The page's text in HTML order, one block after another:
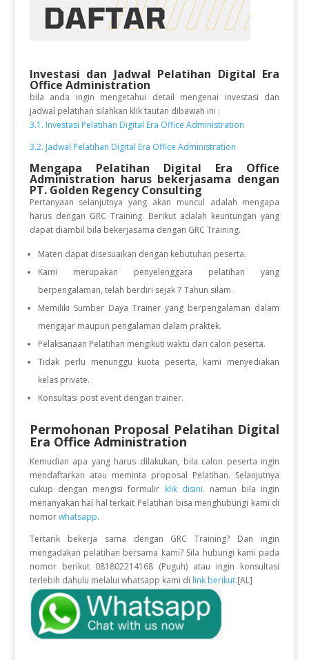
Investasi dan Jadwal Pelatihan Digital Era
Office Administration
bila anda ingin mengetahui detail mengenai investasi dan
jadwal pelatihan silahkan klik tautan dibawah ini :
3.1. Investasi Pelatihan Digital Era Office Administration
3.2. Jadwal Pelatihan Digital Era Office Administration
Mengapa Pelatihan Digital Era Office
Administration harus bekerjasama dengan
PT. Golden Regency Consulting
Pertanyaan selanjutnya yang akan muncul adalah mengapa
harus dengan GRC Training. Berikut adalah keuntungan yang
dapat diambil bila bekerjasama dengan GRC Training.
Materi dapat disesuaikan dengan kebutuhan peserta.
Kami merupakan penyelenggara pelatihan yang
berpengalaman, telah berdiri sejak 7 Tahun silam.
Memiliki Sumber Daya Trainer yang berpengalaman dalam
mengajar maupun pengalaman dalam praktek.
Pelaksanaan Pelatihan mengikuti waktu dari calon peserta.
Tidak perlu menunggu kuota peserta, kami menyediakan
kelas private.
Konsultasi post event dengan trainer.
Permohonan Proposal Pelatihan Digital
Era Office Administration
Kemudian apa yang harus dilakukan, bila calon peserta ingin
mendaftarkan atau meminta proposal Pelatihan. Selanjutnya
cukup dengan mengisi formulir klik disini. namun bila ingin
menanyakan hal hal terkait Pelatihan bisa menghubungi kami di
nomor whatsapp.
Tertarik bekerja sama dengan GRC Training? Dan ingin
mengadakan pelatihan bersama kami? Sila hubungi kami pada
nomor berikut 081802214168 (Puguh) atau ingin konsultasi
terlebih dahulu melalui whatsapp kami di link berikut.[AL]